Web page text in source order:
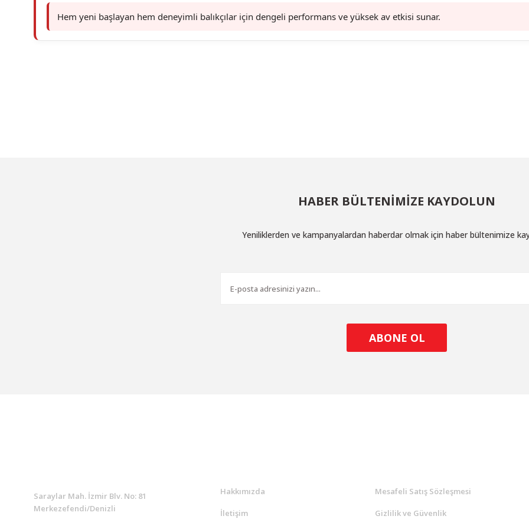
Hem yeni başlayan hem deneyimli balıkçılar için dengeli performans ve yüksek av etkisi sunar.
HABER BÜLTENİMİZE KAYDOLUN
Yeniliklerden ve kampanyalardan haberdar olmak için haber bültenimize
ABONE OL
Saraylar Mah. İzmir Blv. No: 81
Merkezefendi/Denizli
Hakkımızda
İletişim
Mesafeli Satış Sözleşmesi
Gizlilik ve Güvenlik